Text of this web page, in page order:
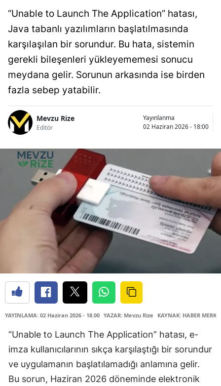
“Unable to Launch The Application” hatası,
Java tabanlı yazılımların başlatılmasında
karşılaşılan bir sorundur. Bu hata, sistemin
gerekli bileşenleri yükleyememesi sonucu
meydana gelir. Sorunun arkasında ise birden
fazla sebep yatabilir.
Mevzu Rize
Editör
Yayınlanma
02 Haziran 2026 - 18:00
YAYINLAMA: 02 Haziran 2026 - 18.00 YAZAR: Mevzu Rize KAYNAK: HABER
“Unable to Launch The Application” hatası, e-
imza kullanıcılarının sıkça karşılaştığı bir sorundur
ve uygulamanın başlatılamadığı anlamına gelir.
Bu sorun, Haziran 2026 döneminde elektronik